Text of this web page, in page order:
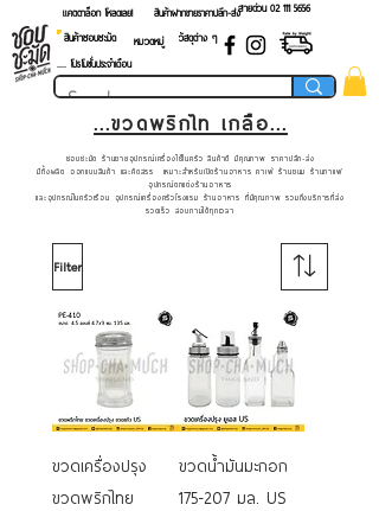
แคตตาล็อก โหลดเลย! สายด่วน 02 ​111 5656
สินค้าฝากขายราคาปลีก-ส่ง
สินค้าชอบชะมัด
หมวดหมู่
วัสดุต่าง ๆ
.... โปรโมชั่นประจำเดือน
...ขวดพริกไท เกลือ...
ชอบชะมัด ร้านขายอุปกรณ์เครื่องใช้ในครัว สินค้าดี มีคุณภาพ ราคาปลีก-ส่ง
มีทั้งผลิต ออกแบบสินค้า และคัดสรร เหมาะสำหรับเปิดร้านอาหาร คาเฟ่ ร้านขนม ร้านกาแฟ
อุปกรณ์ตกแต่งร้านอาหาร
และอุปกรณ์ในครัวเรือน อุปกรณ์เครื่องครัวโรงแรม ร้านอาหาร ที่มีคุณภาพ รวมถึงบริการที่ส่ง
รวดเร็ว สอบถามได้ทุกเวลา
Filter
ขวดเครื่องปรุง
ขวดพริกไทย
ขวดน้ำมันมะกอก
175-207 มล. US